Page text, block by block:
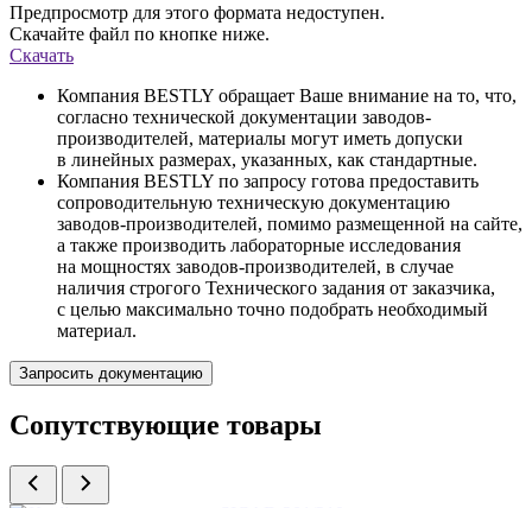
Предпросмотр для этого формата недоступен.
Скачайте файл по кнопке ниже.
Скачать
Компания BESTLY обращает Ваше внимание на то, что,
согласно технической документации заводов-
производителей, материалы могут иметь допуски
в линейных размерах, указанных, как стандартные.
Компания BESTLY по запросу готова предоставить
сопроводительную техническую документацию
заводов-производителей, помимо размещенной на сайте,
а также производить лабораторные исследования
на мощностях заводов-производителей, в случае
наличия строгого Технического задания от заказчика,
с целью максимально точно подобрать необходимый
материал.
Запросить документацию
Сопутствующие товары